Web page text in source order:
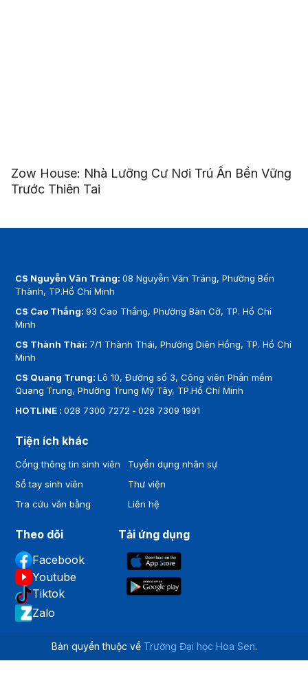
Zow House: Nhà Lưỡng Cư Nơi Trú Ẩn Bền Vững
Trước Thiên Tai
CS Nguyễn Văn Tráng:08 Nguyễn Văn Tráng, Phường Bến
Thành, TP.Hồ Chí Minh
CS Cao Thắng:93 Cao Thắng, Phường Bàn Cờ, TP. Hồ Chí
Minh
CS Thành Thái: 7/1 Thành Thái, Phường Diên Hồng, TP. Hồ Chí
Minh
CS Quang Trung:Lô 10, Đường số 3, Công viên Phần mềm
Quang Trung, Phường Trung Mỹ Tây, TP.Hồ Chí Minh
HOTLINE :028 7300 7272 -028 7309 1991
Tiện ích khác
Cổng thông tin sinh viên
Sổ tay sinh viên
Tra cứu văn bằng
Tuyển dụng nhân sự
Thư viện
Liên hệ
Theo dõi
Facebook
Youtube
Tiktok
Zalo
Tải ứng dụng
Bản quyền thuộc về Trường Đại học Hoa Sen.